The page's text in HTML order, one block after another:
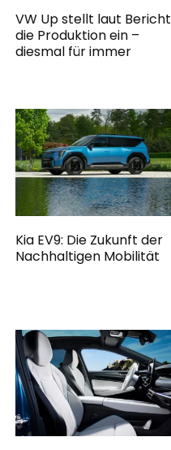
VW Up stellt laut Bericht
die Produktion ein –
diesmal für immer
Kia EV9: Die Zukunft der
Nachhaltigen Mobilität